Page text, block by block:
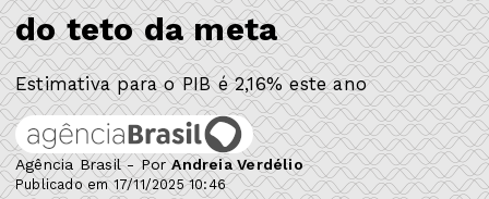
do teto da meta
Estimativa para o PIB é 2,16% este ano
Agência Brasil - PorAndreia Verdélio
Publicado em 17/11/2025 10:46